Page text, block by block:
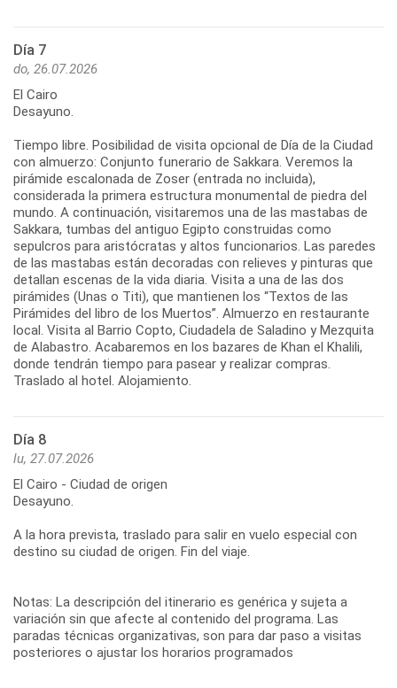
Día 7
do, 26.07.2026
El Cairo
Desayuno.
Tiempo libre. Posibilidad de visita opcional de Día de la Ciudad
con almuerzo: Conjunto funerario de Sakkara. Veremos la
pirámide escalonada de Zoser (entrada no incluida),
considerada la primera estructura monumental de piedra del
mundo. A continuación, visitaremos una de las mastabas de
Sakkara, tumbas del antiguo Egipto construidas como
sepulcros para aristócratas y altos funcionarios. Las paredes
de las mastabas están decoradas con relieves y pinturas que
detallan escenas de la vida diaria. Visita a una de las dos
pirámides (Unas o Titi), que mantienen los “Textos de las
Pirámides del libro de los Muertos”. Almuerzo en restaurante
local. Visita al Barrio Copto, Ciudadela de Saladino y Mezquita
de Alabastro. Acabaremos en los bazares de Khan el Khalili,
donde tendrán tiempo para pasear y realizar compras.
Traslado al hotel. Alojamiento.
Día 8
lu, 27.07.2026
El Cairo - Ciudad de origen
Desayuno.
A la hora prevista, traslado para salir en vuelo especial con
destino su ciudad de origen. Fin del viaje.
Notas: La descripción del itinerario es genérica y sujeta a
variación sin que afecte al contenido del programa. Las
paradas técnicas organizativas, son para dar paso a visitas
posteriores o ajustar los horarios programados